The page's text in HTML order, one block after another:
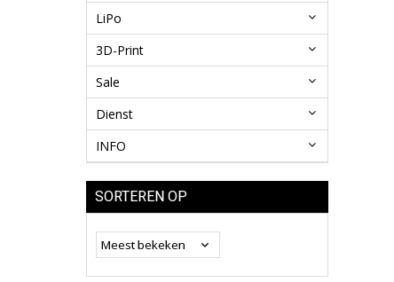
LiPo
3D-Print
Sale
Dienst
INFO
SORTEREN OP